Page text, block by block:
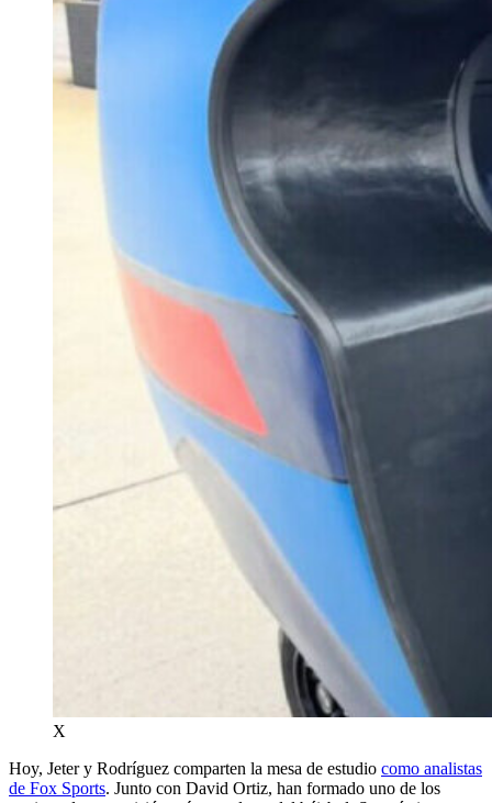
X
Hoy, Jeter y Rodríguez comparten la mesa de estudio como analistas
de Fox Sports. Junto con David Ortiz, han formado uno de los